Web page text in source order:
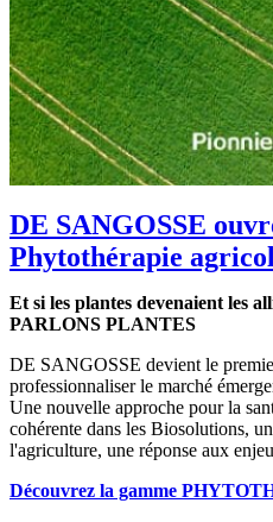
DE SANGOSSE
Phytothérapie
Et si les plantes devenaient les
PARLONS PLANTES
DE SANGOSSE devient le
professionnaliser le marché
Une nouvelle approche pour la
cohérente dans les Biosolutions,
l'agriculture, une réponse aux
Découvrez la gamme